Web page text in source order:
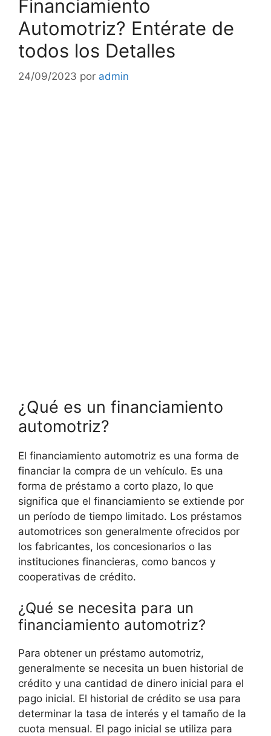
Financiamiento
Automotriz? Entérate de
todos los Detalles
24/09/2023 por admin
¿Qué es un financiamiento
automotriz?
El financiamiento automotriz es una forma de
financiar la compra de un vehículo. Es una
forma de préstamo a corto plazo, lo que
significa que el financiamiento se extiende por
un período de tiempo limitado. Los préstamos
automotrices son generalmente ofrecidos por
los fabricantes, los concesionarios o las
instituciones financieras, como bancos y
cooperativas de crédito.
¿Qué se necesita para un
financiamiento automotriz?
Para obtener un préstamo automotriz,
generalmente se necesita un buen historial de
crédito y una cantidad de dinero inicial para el
pago inicial. El historial de crédito se usa para
determinar la tasa de interés y el tamaño de la
cuota mensual. El pago inicial se utiliza para